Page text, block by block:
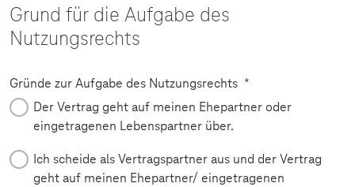
Grund für die Aufgabe des
Nutzungsrechts
Gründe zur Aufgabe des Nutzungsrechts Pflichtfeld
*
Der Vertrag geht auf meinen Ehepartner oder
eingetragenen Lebenspartner über.
Ich scheide als Vertragspartner aus und der Vertrag
geht auf meinen Ehepartner/ eingetragenen